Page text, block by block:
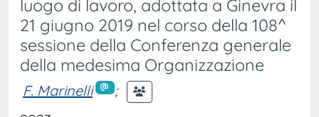
luogo di lavoro, adottata a Ginevra il
21 giugno 2019 nel corso della 108^
sessione della Conferenza generale
della medesima Organizzazione
F. Marinelli
;